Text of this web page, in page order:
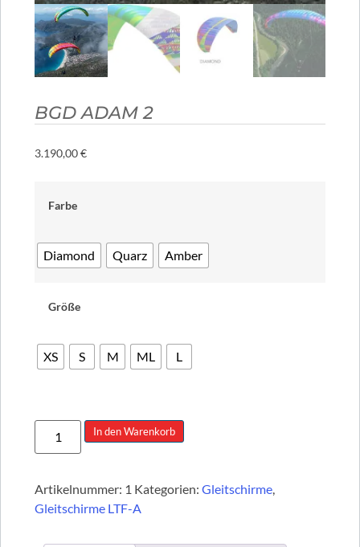
BGD ADAM 2
3.190,00€
Farbe
Diamond Quarz Amber
Größe
XS S M ML L
In den Warenkorb
Artikelnummer: 1 Kategorien: Gleitschirme
Gleitschirme LTF-A